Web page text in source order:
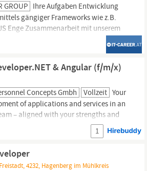
GROUP Ihre Aufgaben Entwicklung
gängiger Frameworks wie z.B.
Enge Zusammenarbeit mit unserem
Machine Learning Modelle,
mittels Rapid Prototyping in ein
Aufbau eines Baukastens, um
& Angular (f/m/x)
Concepts Gmbh Vollzeit Your
of applications and services in an
– aligned with your strengths and
development of modern
Angular
framework versions)
Working with SQL...
1
4232, Hagenberg im Mühlkreis